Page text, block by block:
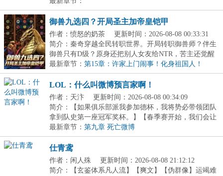
御兽九选四？开局圣主加帝皇铠甲
作者：愤怒的奶茶
更新时间：2026-08-08 00:33:31
简介：秦奇穿越全民转职世界。开局转职御兽师？伴生
御兽只有D级？原身还把别人女友给NTR，苦主还觉醒
SSS...
最新章节： 第15章：许家上门闹事！化身祖国人！
LOL：什么叫微博预言家啊！
作者：天汴
更新时间：2026-08-08 00:34:09
简介：【如果俱乐部派我参加德杯，我将势必带领团队
拿到队史第一座冠军奖杯。】【春季赛开始，我们会让
所...
最新章节： 第九章 死亡微博
仕青鸢
作者：闲人殊
更新时间：2026-08-08 21:12:12
简介：【玄鉴体系凡人流】【爽文】【伪群像】运竭难